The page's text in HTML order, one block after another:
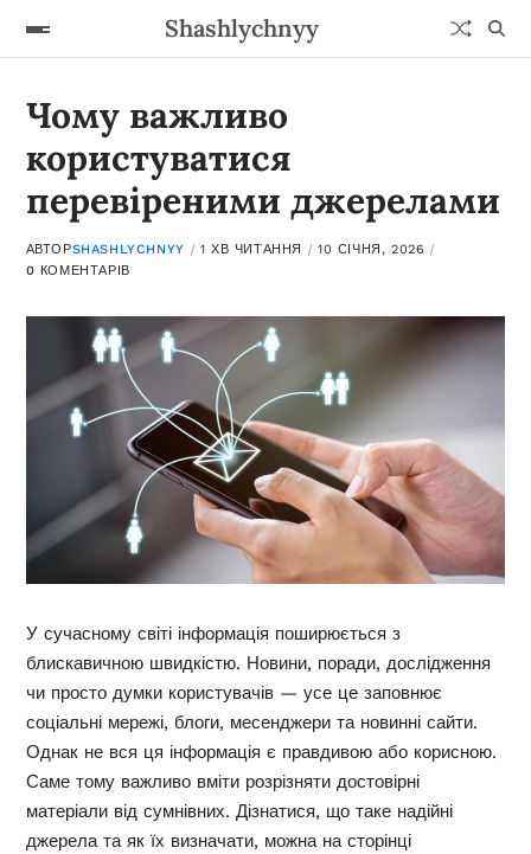
Shashlychnyy
Чому важливо
користуватися
перевіреними джерелами
АВТОРSHASHLYCHNYY 1 ХВ ЧИТАННЯ
10 СІЧНЯ, 2026
0 КОМЕНТАРІВ
У сучасному світі інформація поширюється з
блискавичною швидкістю. Новини, поради, дослідження
чи просто думки користувачів — усе це заповнює
соціальні мережі, блоги, месенджери та новинні сайти.
Однак не вся ця інформація є правдивою або корисною.
Саме тому важливо вміти розрізняти достовірні
матеріали від сумнівних. Дізнатися, що таке надійні
джерела та як їх визначати, можна на сторінці